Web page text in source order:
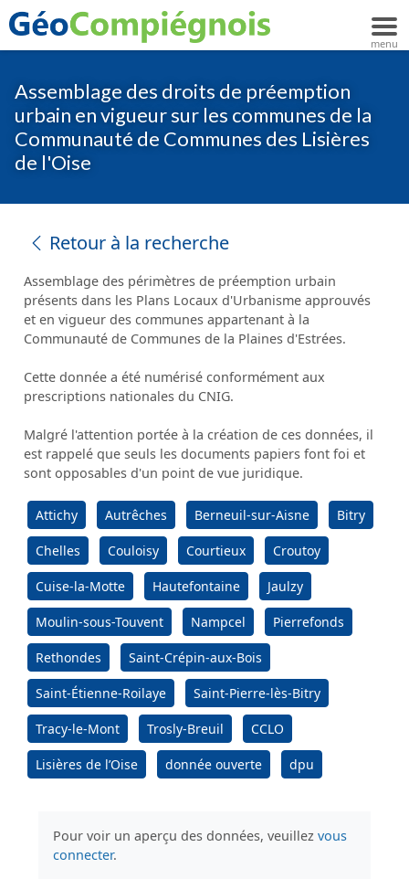
Assemblage des droits de préemption
urbain en vigueur sur les communes de la
Communauté de Communes des Lisières
de l'Oise
Retour à la recherche
Assemblage des périmètres de préemption urbain
présents dans les Plans Locaux d'Urbanisme approuvés
et en vigueur des communes appartenant à la
Communauté de Communes de la Plaines d'Estrées.
Cette donnée a été numérisé conformément aux
prescriptions nationales du CNIG.
Malgré l'attention portée à la création de ces données, il
est rappelé que seuls les documents papiers font foi et
sont opposables d'un point de vue juridique.
Attichy Autrêches Berneuil-sur-Aisne Bitry
Chelles Couloisy Courtieux Croutoy
Cuise-la-Motte Hautefontaine Jaulzy
Moulin-sous-Touvent Nampcel Pierrefonds
Rethondes Saint-Crépin-aux-Bois
Saint-Étienne-Roilaye Saint-Pierre-lès-Bitry
Tracy-le-Mont Trosly-Breuil CCLO
Lisières de l’Oise donnée ouverte dpu
Pour voir un aperçu des données, veuillez vous
connecter.